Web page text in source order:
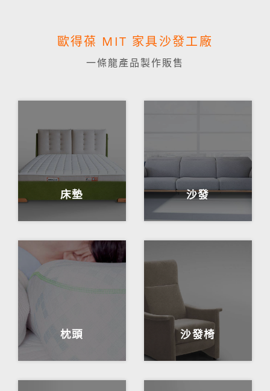
歐得葆 MIT 家具沙發工廠
一條龍產品製作販售
床墊 沙發
枕頭 沙發椅